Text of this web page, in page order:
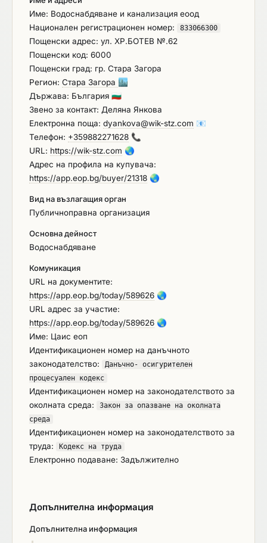
Име: Водоснабдяване и канализация еоод
Национален регистрационен номер:
833066300
Пощенски адрес: ул. ХР.БОТЕВ №.62
Пощенски код: 6000
Пощенски град: гр. Стара Загора
Регион: Стара Загора 🏙️
Държава: България 🇧🇬
Звено за контакт: Деляна Янкова
Електронна поща: dyankova@wik-stz.com 📧
Телефон: +359882271628 📞
URL: https://wik-stz.com 🌏
Адрес на профила на купувача:
https://app.eop.bg/buyer/21318 🌏
Вид на възлагащия орган
Публичноправна организация
Основна дейност
Водоснабдяване
Комуникация
URL на документите:
https://app.eop.bg/today/589626 🌏
URL адрес за участие:
https://app.eop.bg/today/589626 🌏
Име: Цаис еоп
Идентификационен номер на данъчното
законодателство:
Данъчно- осигурителен
процесуален кодекс
Идентификационен номер на законодателството за
околната среда:
Закон за опазване на околната
среда
Идентификационен номер на законодателството за
труда:
Кодекс на труда
Електронно подаване: Задължително
Допълнителна информация
Допълнителна информация